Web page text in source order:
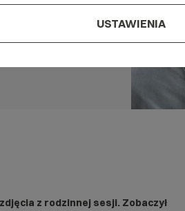
z rodzinnej sesji. Zobaczył
USTAWIENIA